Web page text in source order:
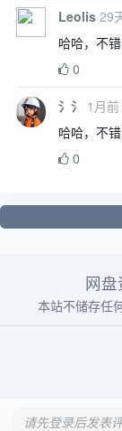
请先登录后发表
Leolis 29
哈哈，不错
0
氵氵 1月前
哈哈，不错
0
网
本站不储存任